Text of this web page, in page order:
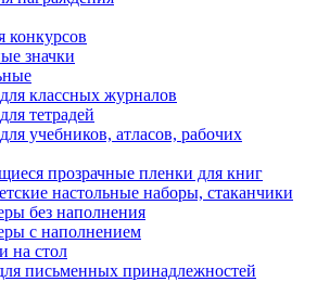
конкурсов
значки
классных журналов
тетрадей
учебников, атласов, рабочих
прозрачные пленки для книг
настольные наборы, стаканчики
без наполнения
с наполнением
на стол
письменных принадлежностей